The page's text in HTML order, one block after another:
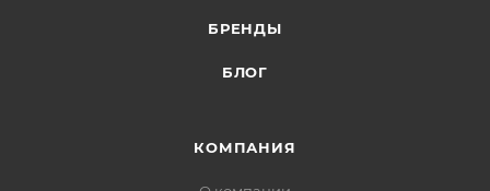
БРЕНДЫ
БЛОГ
КОМПАНИЯ